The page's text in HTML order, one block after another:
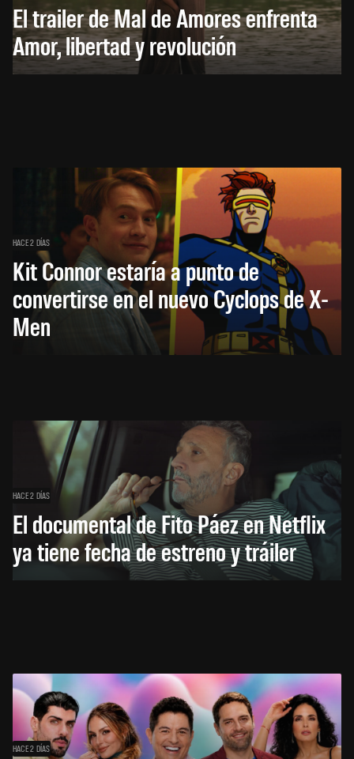
El trailer de Mal de Amores enfrenta
Amor, libertad y revolución
HACE 2 DÍAS
Kit Connor estaría a punto de
convertirse en el nuevo Cyclops de X-
Men
HACE 2 DÍAS
El documental de Fito Páez en Netflix
ya tiene fecha de estreno y tráiler
HACE 2 DÍAS